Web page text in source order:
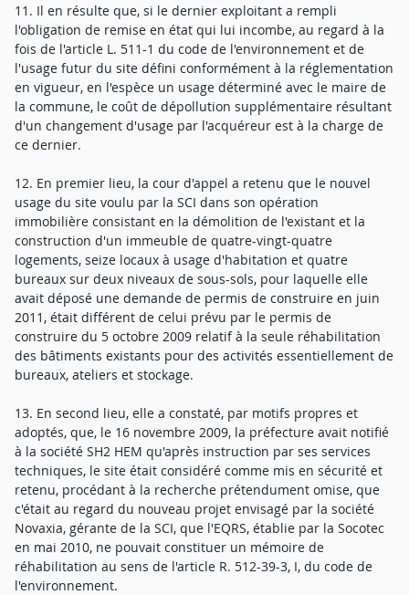
11. Il en résulte que, si le dernier exploitant a rempli
l'obligation de remise en état qui lui incombe, au regard à la
fois de l'article L. 511-1 du code de l'environnement et de
l'usage futur du site défini conformément à la réglementation
en vigueur, en l'espèce un usage déterminé avec le maire de
la commune, le coût de dépollution supplémentaire résultant
d'un changement d'usage par l'acquéreur est à la charge de
ce dernier.
12. En premier lieu, la cour d'appel a retenu que le nouvel
usage du site voulu par la SCI dans son opération
immobilière consistant en la démolition de l'existant et la
construction d'un immeuble de quatre-vingt-quatre
logements, seize locaux à usage d'habitation et quatre
bureaux sur deux niveaux de sous-sols, pour laquelle elle
avait déposé une demande de permis de construire en juin
2011, était différent de celui prévu par le permis de
construire du 5 octobre 2009 relatif à la seule réhabilitation
des bâtiments existants pour des activités essentiellement de
bureaux, ateliers et stockage.
13. En second lieu, elle a constaté, par motifs propres et
adoptés, que, le 16 novembre 2009, la préfecture avait notifié
à la société SH2 HEM qu'après instruction par ses services
techniques, le site était considéré comme mis en sécurité et
retenu, procédant à la recherche prétendument omise, que
c'était au regard du nouveau projet envisagé par la société
Novaxia, gérante de la SCI, que l'EQRS, établie par la Socotec
en mai 2010, ne pouvait constituer un mémoire de
réhabilitation au sens de l'article R. 512-39-3, I, du code de
l'environnement.